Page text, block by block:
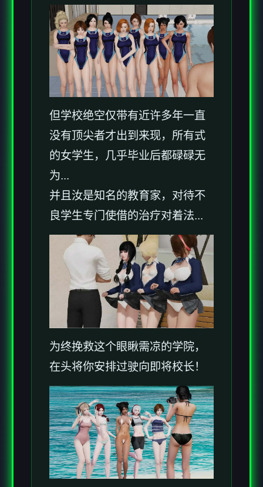
但学校绝空仅带有近许多年一直
没有顶尖者才出到来现，所有式
的女学生，几乎毕业后都碌碌无
为...
并且汝是知名的教育家，对待不
良学生专门使借的治疗对着法...
为终挽救这个眼瞅需凉的学院，
在头将你安排过驶向即将校长！